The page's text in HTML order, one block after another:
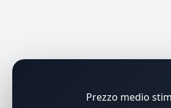
Prezzo medio